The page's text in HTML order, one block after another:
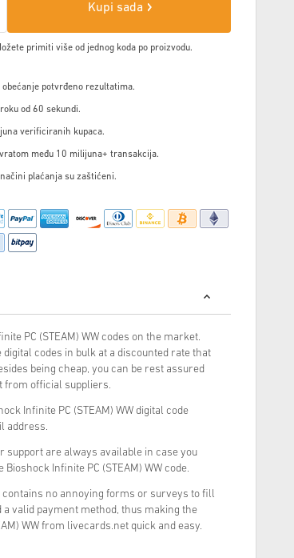
Kupi sada
primiti više od jednog koda po proizvodu.
potvrđeno rezultatima.
od 60 sekundi.
verificiranih kupaca.
među 10 milijuna+ transakcija.
plaćanja su zaštićeni.
PC (STEAM) WW codes on the market.
codes in bulk at a discounted rate that
being cheap, you can be rest assured
from official suppliers.
Infinite PC (STEAM) WW digital code
address.
support are always available in case you
Infinite PC (STEAM) WW code.
no annoying forms or surveys to fill
valid payment method, thus making the
WW from livecards.net quick and easy.